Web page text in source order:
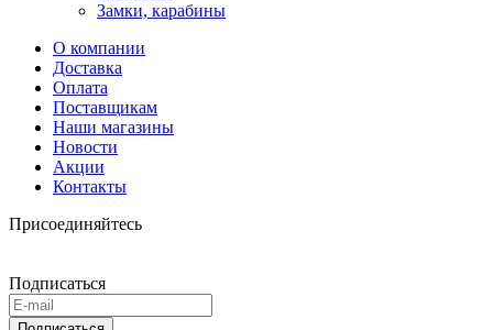
Замки, карабины
О компании
Доставка
Оплата
Поставщикам
Наши магазины
Новости
Акции
Контакты
Присоединяйтесь
Подписаться